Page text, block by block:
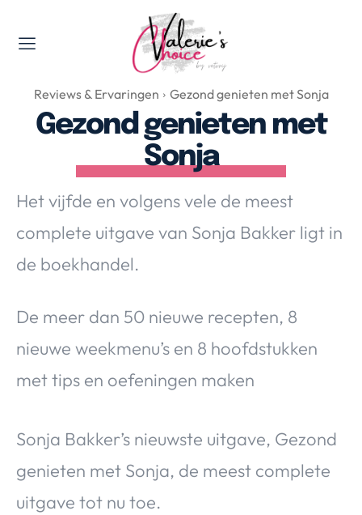
Valerie's Topics
Travel & Culture
Food & Drinks
Happyness & Opmerkelijk
Lifestyle, Sport & Duurzaamheid
Gadgets & Tech
Top 5 van Valerie
Over Valerie
VALERIE'S CHOICE
Reviews & Ervaringen Gezond genieten met Sonja
Gezond genieten met
Sonja
Het vijfde en volgens vele de meest
complete uitgave van Sonja Bakker ligt in
de boekhandel.
De meer dan 50 nieuwe recepten, 8
nieuwe weekmenu’s en 8 hoofdstukken
met tips en oefeningen maken
Sonja Bakker’s nieuwste uitgave, Gezond
genieten met Sonja, de meest complete
uitgave tot nu toe.